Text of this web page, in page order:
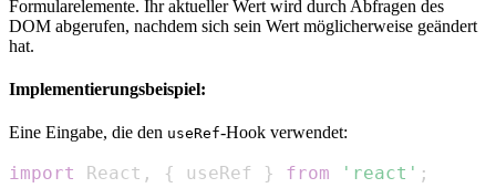
Formularelemente. Ihr aktueller Wert wird durch Abfragen des
DOM abgerufen, nachdem sich sein Wert möglicherweise geändert
hat.
Implementierungsbeispiel:
Eine Eingabe, die den useRef-Hook verwendet:
import React , { useRef } from 'react' ;